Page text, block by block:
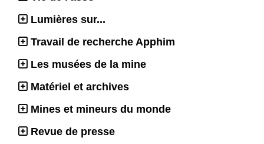
Lumières sur...
Travail de recherche Apphim
Les musées de la mine
Matériel et archives
Mines et mineurs du monde
Revue de presse